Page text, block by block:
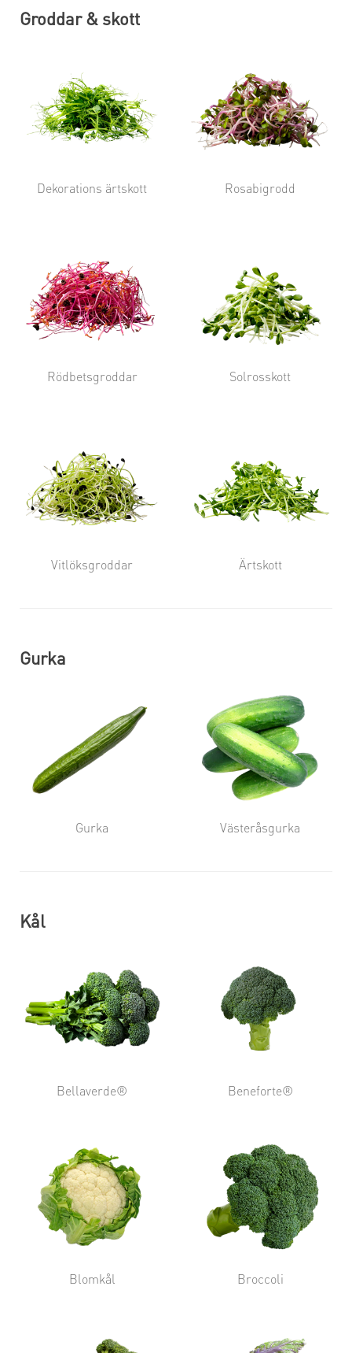
Groddar & skott
Dekorations ärtskott Rosabigrodd
Rödbetsgroddar Solrosskott
Vitlöksgroddar Ärtskott
Gurka
Gurka Västeråsgurka
Kål
Bellaverde® Beneforte®
Blomkål Broccoli